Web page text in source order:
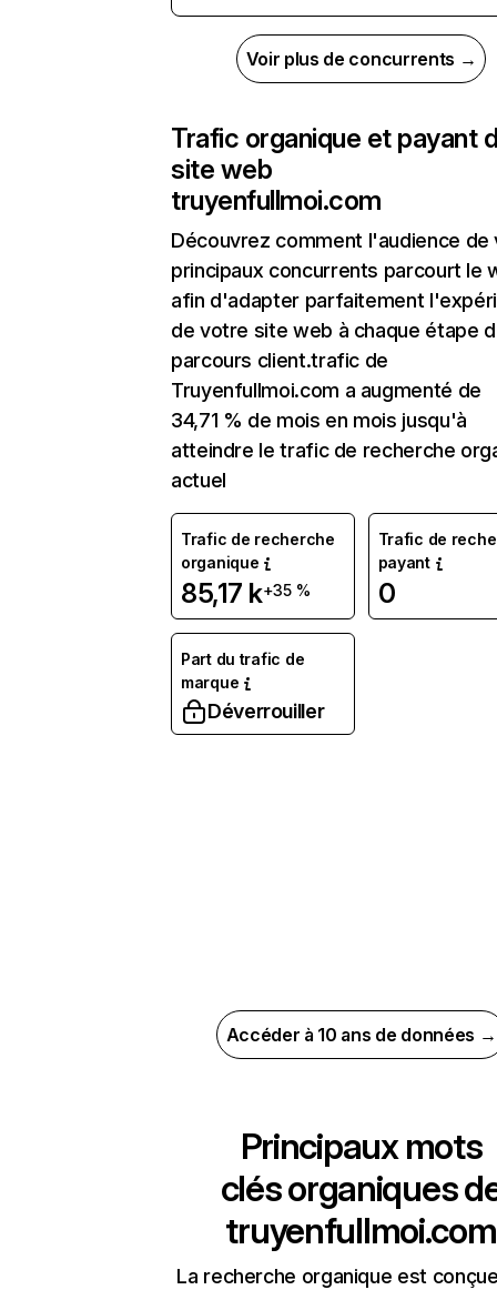
Voir plus de concurrents →
Trafic organique et payant
site web
truyenfullmoi.com
Découvrez comment l'audience de
principaux concurrents parcourt le
afin d'adapter parfaitement
de votre site web à chaque étape
parcours client.trafic de
Truyenfullmoi.com a augmenté de
34,71 % de mois en mois jusqu'à
atteindre le trafic de recherche
actuel
Trafic de recherche
organique
85,17 k+35 %
Trafic de
payant
0
Part du trafic de
marque
Déverrouiller
Accéder à 10 ans de données →
Principaux mots
clés organiques
truyenfullmoi.com
La recherche organique est